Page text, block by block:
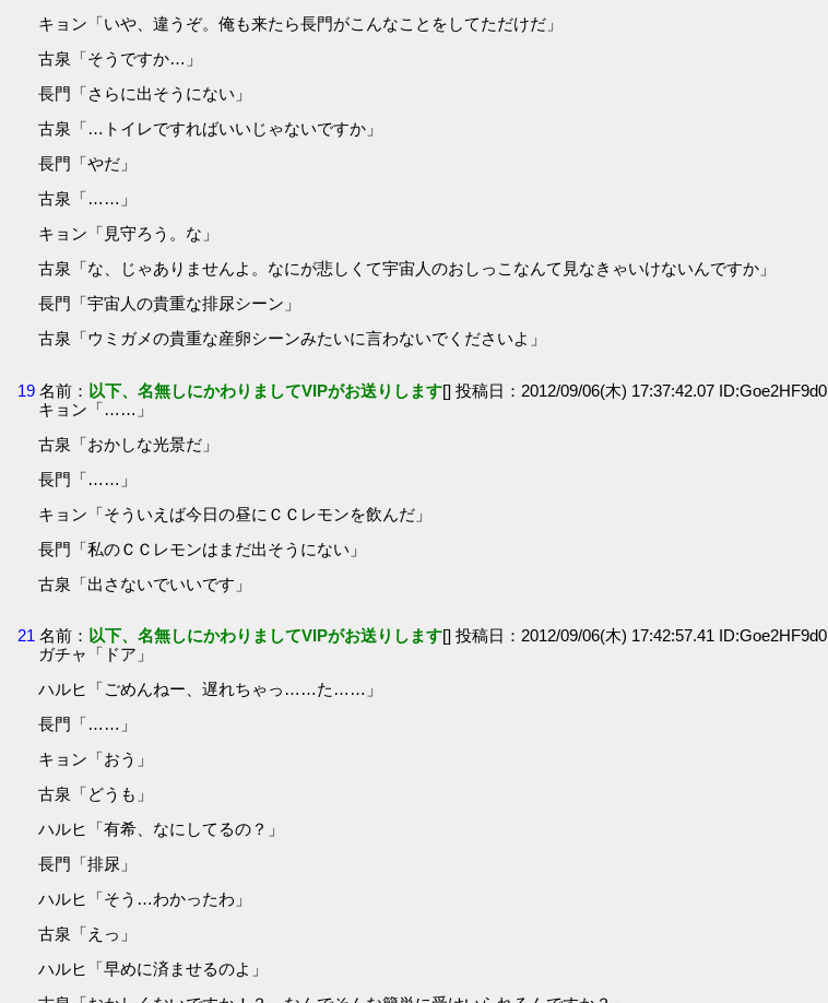
キョン「いや、違うぞ。俺も来たら長門がこんなことをしてただけだ」
古泉「そうですか…」
長門「さらに出そうにない」
古泉「…トイレですればいいじゃないですか」
長門「やだ」
古泉「……」
キョン「見守ろう。な」
古泉「な、じゃありませんよ。なにが悲しくて宇宙人のおしっこなんて見なきゃいけないんですか」
長門「宇宙人の貴重な排尿シーン」
古泉「ウミガメの貴重な産卵シーンみたいに言わないでくださいよ」
19 名前： 以下、名無しにかわりましてVIPがお送りします[] 投稿日：2012/09/06(木) 17:37:42.07 ID:Goe2HF9d0
キョン「……」
古泉「おかしな光景だ」
長門「……」
キョン「そういえば今日の昼にＣＣレモンを飲んだ」
長門「私のＣＣレモンはまだ出そうにない」
古泉「出さないでいいです」
21 名前： 以下、名無しにかわりましてVIPがお送りします[] 投稿日：2012/09/06(木) 17:42:57.41 ID:Goe2HF9d0
ガチャ「ドア」
ハルヒ「ごめんねー、遅れちゃっ……た……」
長門「……」
キョン「おう」
古泉「どうも」
ハルヒ「有希、なにしてるの？」
長門「排尿」
ハルヒ「そう…わかったわ」
古泉「えっ」
ハルヒ「早めに済ませるのよ」